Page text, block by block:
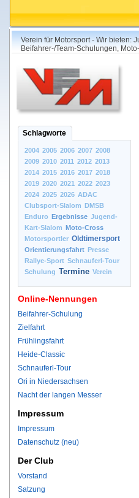
Verein für Motorsport - Wir bieten:
Beifahrer-/Team-Schulungen,
Schlagworte
2004 2005 2006 2007 2008
2009 2010 2011 2012 2013
2014 2015 2016 2017 2018
2019 2020 2021 2022 2023
2024 2025 2026 ADAC
Clubsport-Slalom DMSB
Enduro Ergebnisse Jugend-
Kart-Slalom Moto-Cross
Motorsportler Oldtimersport
Orientierungsfahrt Presse
Rallye-Sport Schnauferl-Tour
Schulung Termine Verein
Online-Nennungen
Beifahrer-Schulung
Zielfahrt
Frühlingsfahrt
Heide-Classic
Schnauferl-Tour
Ori in Niedersachsen
Nacht der langen Messer
Impressum
Impressum
Datenschutz (neu)
Der Club
Vorstand
Satzung